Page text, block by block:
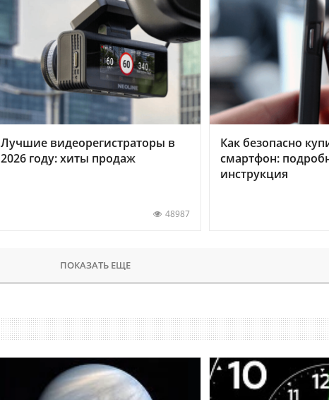
Лучшие видеорегистраторы в
2026 году: хиты продаж
48987
Как безопасно
смартфон:
инструкция
ПОКАЗАТЬ ЕЩЕ